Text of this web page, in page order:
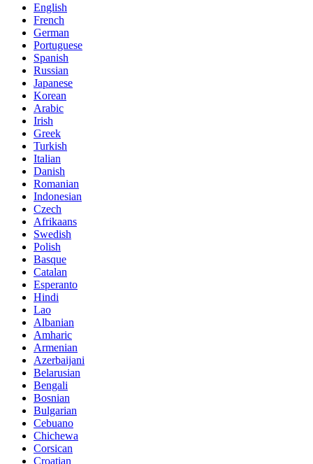
English
French
German
Portuguese
Spanish
Russian
Japanese
Korean
Arabic
Irish
Greek
Turkish
Italian
Danish
Romanian
Indonesian
Czech
Afrikaans
Swedish
Polish
Basque
Catalan
Esperanto
Hindi
Lao
Albanian
Amharic
Armenian
Azerbaijani
Belarusian
Bengali
Bosnian
Bulgarian
Cebuano
Chichewa
Corsican
Croatian